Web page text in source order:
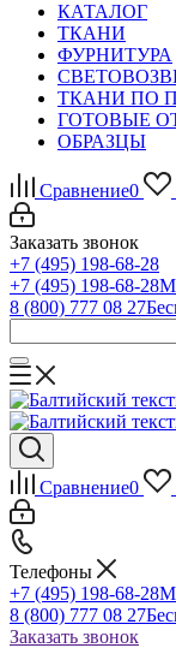
КАТАЛОГ
ТКАНИ
ФУРНИТУРА
ТКАНИ ПО
ГОТОВЫЕ
ОБРАЗЦЫ
Сравнение0
Заказать звонок
+7 (495) 198-68-28
+7 (495) 198-68-28
8 (800) 777 08 27
Сравнение0
Телефоны
+7 (495) 198-68-28
8 (800) 777 08 27
Заказать звонок